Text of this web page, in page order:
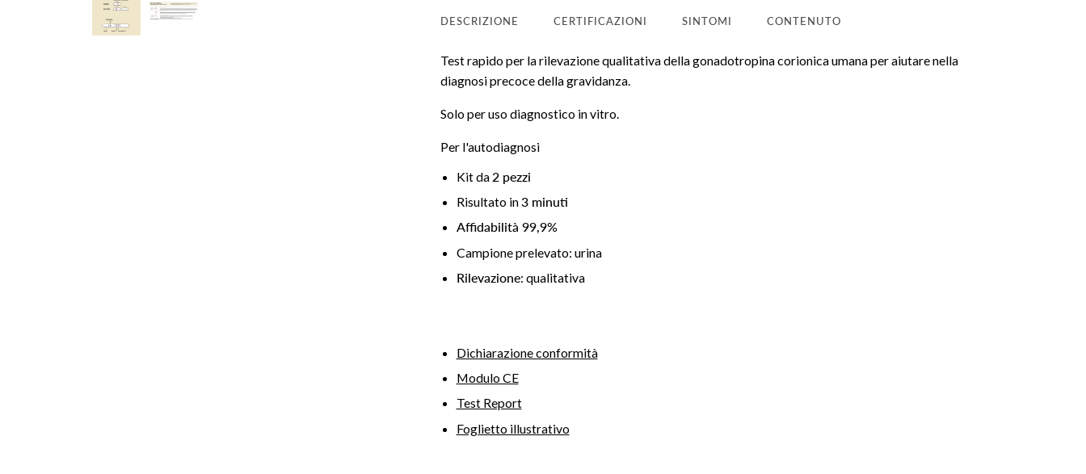
DESCRIZIONE CERTIFICAZIONI SINTOMI CONTENUTO
Test rapido per la rilevazione qualitativa della gonadotropina corionica umana per aiutare nella
diagnosi precoce della gravidanza.
Solo per uso diagnostico in vitro.
Per l'autodiagnosi
Kit da 2 pezzi
Risultato in3minuti
Affidabilità 99,9%
Campione prelevato: urina
Rilevazione: qualitativa
Dichiarazione conformità
Modulo CE
Test Report
Foglietto illustrativo